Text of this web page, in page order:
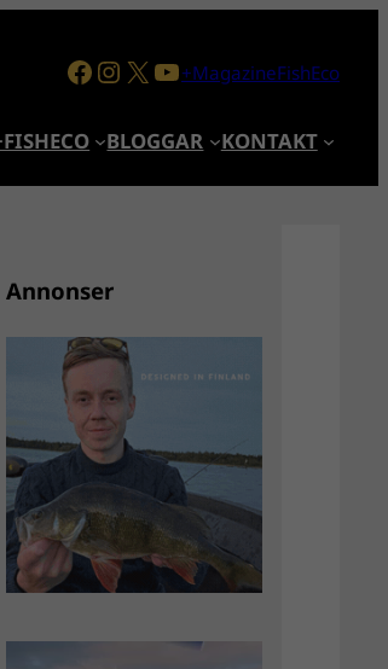
Facebook
Instagram
X YouTube
+MagazineFishEco
BLOGGAR KONTAKT
Annonser